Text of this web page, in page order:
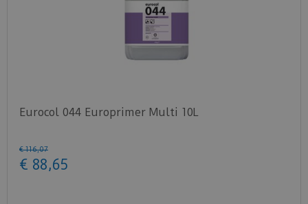
Eurocol 044 Europrimer Multi 10L
€ 116,07
€ 88,65